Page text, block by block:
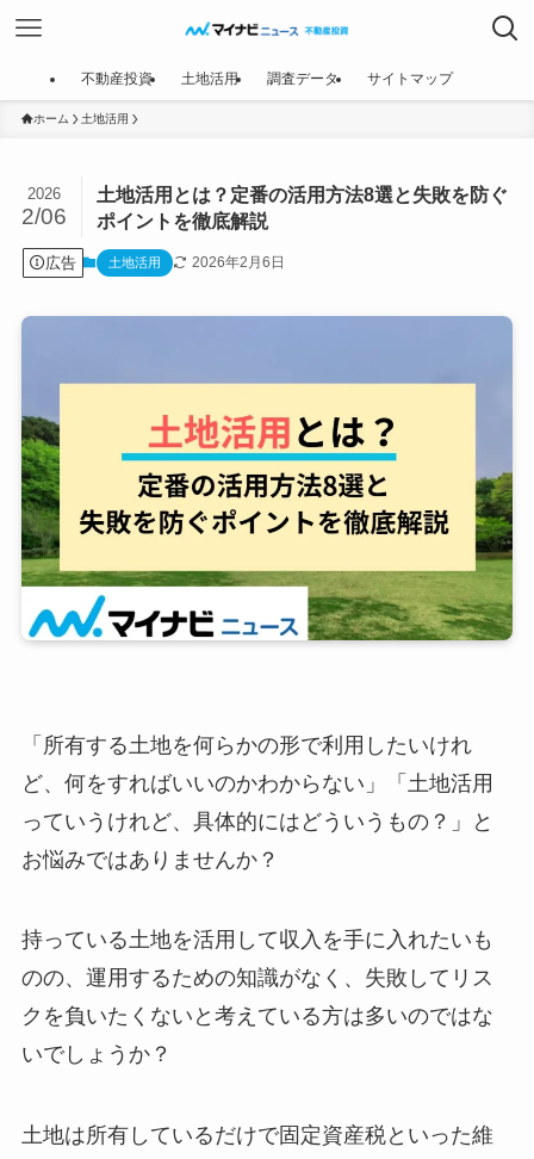
不動産投資 土地活用 調査データ サイトマップ
ホーム 土地活用
土地活用とは？定番の活用方法8選と失敗を防ぐ
ポイントを徹底解説
2026
2/06
広告 土地活用 2026年2月6日
「所有する土地を何らかの形で利用したいけれ
ど、何をすればいいのかわからない」「土地活用
っていうけれど、具体的にはどういうもの？」と
お悩みではありませんか？
持っている土地を活用して収入を手に入れたいも
のの、運用するための知識がなく、失敗してリス
クを負いたくないと考えている方は多いのではな
いでしょうか？
土地は所有しているだけで固定資産税といった維